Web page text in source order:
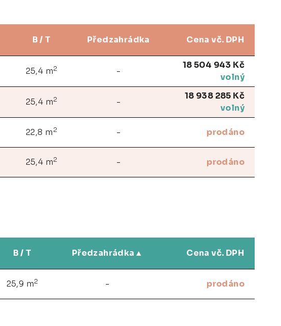
B / T Předzahrádka Cena vč. DPH
25,4 m2 -
18 504 943 Kč
volný
25,4 m2 -
18 938 285 Kč
volný
22,8 m 2 - prodáno
25,4 m2 - prodáno
B / T Předzahrádka Cena vč. DPH
25,9 m2 - prodáno